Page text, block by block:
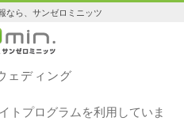
なら、サンゼロミニッツ
ェディング
トプログラムを利用していま